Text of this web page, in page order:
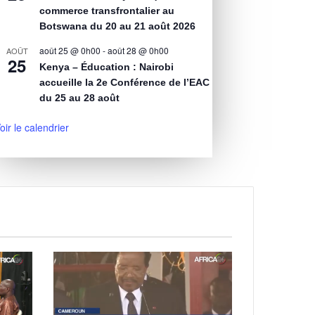
commerce transfrontalier au
Botswana du 20 au 21 août 2026
AOÛT
25
août 25 @ 0h00 -août 28 @ 0h00
Kenya – Éducation : Nairobi
accueille la 2e Conférence de l’EAC
du 25 au 28 août
le calendrier